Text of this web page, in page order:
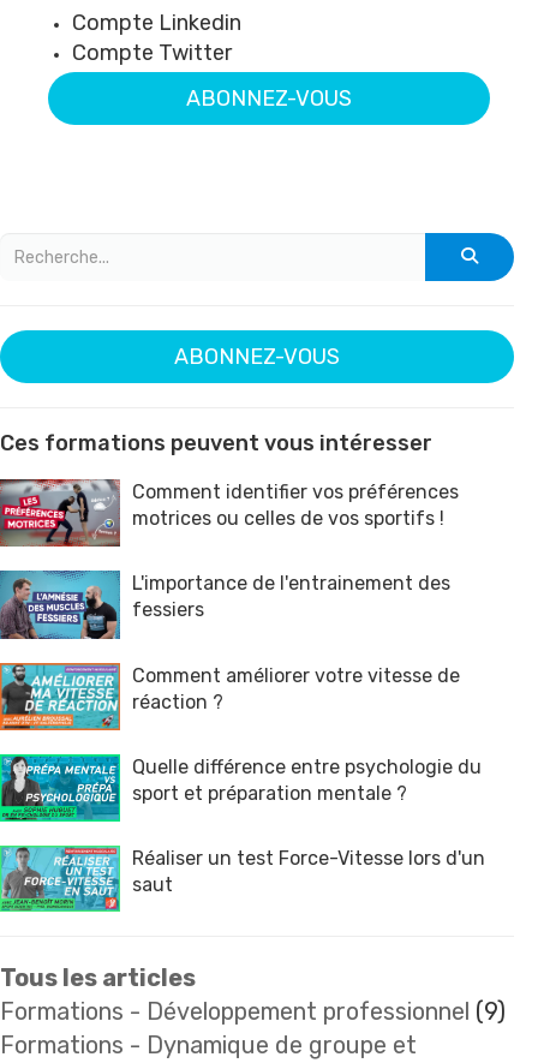
Compte Linkedin
Compte Twitter
ABONNEZ-VOUS
ABONNEZ-VOUS
Ces formations peuvent vous intéresser
Comment identifier vos préférences
motrices ou celles de vos sportifs !
L'importance de l'entrainement des
fessiers
Comment améliorer votre vitesse de
réaction ?
Quelle différence entre psychologie du
sport et préparation mentale ?
Réaliser un test Force-Vitesse lors d'un
saut
Tous les articles
Formations - Développement professionnel (9)
Formations - Dynamique de groupe et